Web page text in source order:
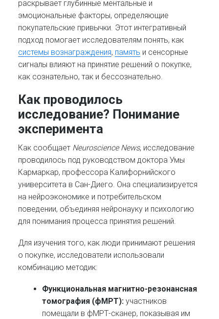
раскрывает глубинные ментальные и
эмоциональные факторы, определяющие
покупательские привычки. Этот интегративный
подход помогает исследователям понять, как
системы вознаграждения, память и сенсорные
сигналы влияют на принятие решений о покупке,
как сознательно, так и бессознательно.
Как проводилось
исследование? Понимание
эксперимента
Как сообщает Neuroscience News, исследование
проводилось под руководством доктора Умы
Кармаркар, профессора Калифорнийского
университета в Сан-Диего. Она специализируется
на нейроэкономике и потребительском
поведении, объединяя нейронауку и психологию
для понимания процесса принятия решений.
Для изучения того, как люди принимают решения
о покупке, исследователи использовали
комбинацию методик:
Функциональная магнитно-резонансная
томография (фМРТ): участников
помещали в фМРТ-сканер, показывая им